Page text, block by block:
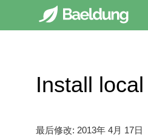
Install
最后修改: 2013年 4月 17日